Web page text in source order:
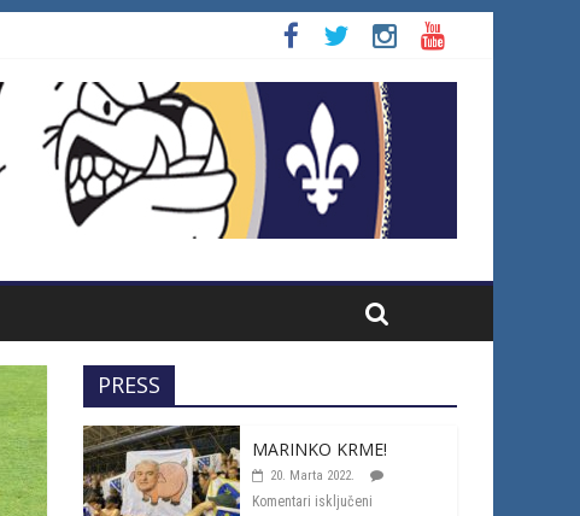
PRESS
MARINKO KRME!
20. Marta 2022.
Komentari isključeni